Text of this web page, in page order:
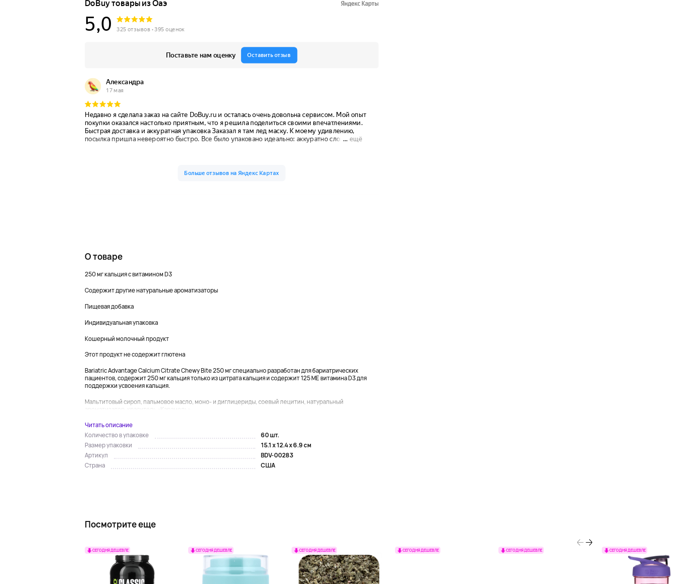
О товаре
250 мг кальция с витамином D3
Содержит другие натуральные ароматизаторы
Пищевая добавка
Индивидуальная упаковка
Кошерный молочный продукт
Этот продукт не содержит глютена
Bariatric Advantage Calcium Citrate Chewy Bite 250 мг специально разработан для бариатрических
пациентов, содержит 250 мг кальция только из цитрата кальция и содержит 125 МЕ витамина D3 для
поддержки усвоения кальция.
Мальтитовый сироп, пальмовое масло, моно- и диглицериды, соевый лецитин, натуральный
ароматизатор, краситель «Карамель»,...
Читать описание
Количество в упаковке
60 шт.
Размер упаковки
15.1 x 12.4 x 6.9 см
Артикул
BDV-00283
Страна
США
Посмотрите еще
СЕГОДНЯ ДЕШЕВЛЕ СЕГОДНЯ ДЕШЕВЛЕ СЕГОДНЯ ДЕШЕВЛЕ СЕГОДНЯ ДЕШЕВЛЕ СЕГОДНЯ ДЕШЕВЛЕ СЕГОДНЯ ДЕШЕВЛЕ